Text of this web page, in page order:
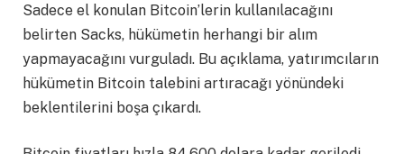
Sadece el konulan Bitcoin’lerin kullanılacağını
belirten Sacks, hükümetin herhangi bir alım
yapmayacağını vurguladı. Bu açıklama, yatırımcıların
hükümetin Bitcoin talebini artıracağı yönündeki
beklentilerini boşa çıkardı.